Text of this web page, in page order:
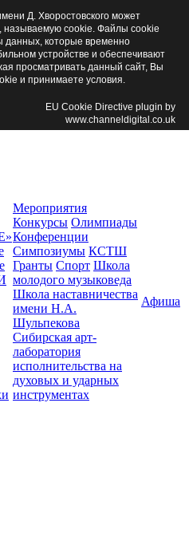
Мероприятия
Конкурсы Олимпиады
Конференции
Симпозиумы КСТШ
Гранты Спорт Школа
молодого музыковеда
Школа наставничества
имени Н.А.
Шульпекова
Сибирская арт-
лаборатория
исполнительства на
духовых и ударных
инструментах
Афиша
Д. Хворостовского может
называемую cookie. Файлы cookie
данных, которые временно
устройстве и обеспечивают
просматривать данный сайт, Вы
и принимаете условия.